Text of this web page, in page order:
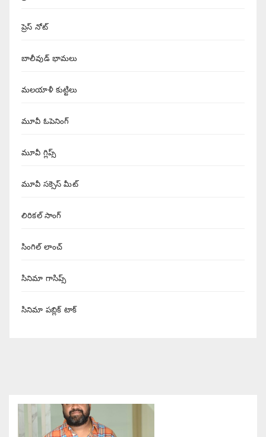
ప్రెస్ నోట్
బాలీవుడ్ భామలు
మలయాళీ కుట్టిలు
మూవీ ఓపెనింగ్
మూవీ గ్లిప్స్
మూవీ సక్సెస్ మీట్
లిరికల్ సాంగ్
సింగిల్ లాంచ్
సినిమా గాసిప్స్
సినిమా పబ్లిక్ టాక్